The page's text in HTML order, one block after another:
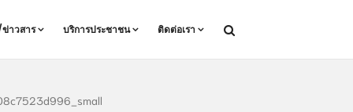
าวสาร บริการประชาชน ติดต่อเรา